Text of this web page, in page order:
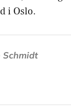
i Oslo.